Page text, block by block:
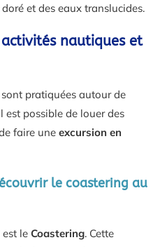
et des eaux translucides.
nautiques et
pratiquées autour de
est possible de louer des
faire uneexcursion en
le coastering au
est leCoastering. Cette